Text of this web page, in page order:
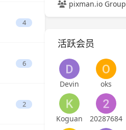
4
6
2
pixman.io Group
活跃会员
Devin oks
Koguan 20287684